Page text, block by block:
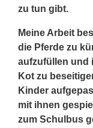
zu tun gibt.
Meine Arbeit
die Pferde zu
aufzufüllen und
Kot zu
Kinder
mit ihnen
zum Schulbus